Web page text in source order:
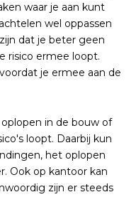
waar je aan kunt
wel oppassen
dat je beter geen
risico ermee loopt.
je ermee aan de
in de bouw of
loopt. Daarbij kun
het oplopen
Ook op kantoor kan
zijn er steeds